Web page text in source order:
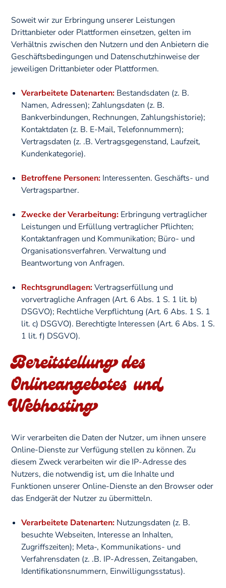
Soweit wir zur Erbringung unserer Leistungen
Drittanbieter oder Plattformen einsetzen, gelten im
Verhältnis zwischen den Nutzern und den Anbietern die
Geschäftsbedingungen und Datenschutzhinweise der
jeweiligen Drittanbieter oder Plattformen.
Verarbeitete Datenarten:Bestandsdaten (z. B.
Namen, Adressen); Zahlungsdaten (z. B.
Bankverbindungen, Rechnungen, Zahlungshistorie);
Kontaktdaten (z. B. E-Mail, Telefonnummern);
Vertragsdaten (z. .B. Vertragsgegenstand, Laufzeit,
Kundenkategorie).
Betroffene Personen:Interessenten. Geschäfts- und
Vertragspartner.
Zwecke der Verarbeitung:Erbringung vertraglicher
Leistungen und Erfüllung vertraglicher Pflichten;
Kontaktanfragen und Kommunikation; Büro- und
Organisationsverfahren. Verwaltung und
Beantwortung von Anfragen.
Rechtsgrundlagen:Vertragserfüllung und
vorvertragliche Anfragen (Art. 6 Abs. 1 S. 1 lit. b)
DSGVO); Rechtliche Verpflichtung (Art. 6 Abs. 1 S. 1
lit. c) DSGVO). Berechtigte Interessen (Art. 6 Abs. 1 S.
1 lit. f) DSGVO).
Bereitstellung des
Onlineangebotes und
Webhosting
Wir verarbeiten die Daten der Nutzer, um ihnen unsere
Online-Dienste zur Verfügung stellen zu können. Zu
diesem Zweck verarbeiten wir die IP-Adresse des
Nutzers, die notwendig ist, um die Inhalte und
Funktionen unserer Online-Dienste an den Browser oder
das Endgerät der Nutzer zu übermitteln.
Verarbeitete Datenarten:Nutzungsdaten (z. B.
besuchte Webseiten, Interesse an Inhalten,
Zugriffszeiten); Meta-, Kommunikations- und
Verfahrensdaten (z. .B. IP-Adressen, Zeitangaben,
Identifikationsnummern, Einwilligungsstatus).